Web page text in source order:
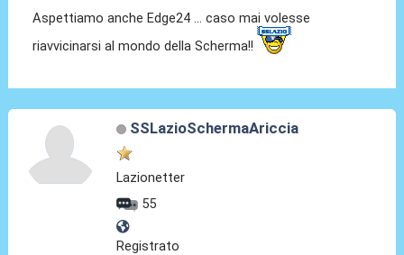
Aspettiamo anche Edge24 ... caso mai volesse
riavvicinarsi al mondo della Scherma!!
SSLazioSchermaAriccia
Lazionetter
55
Registrato